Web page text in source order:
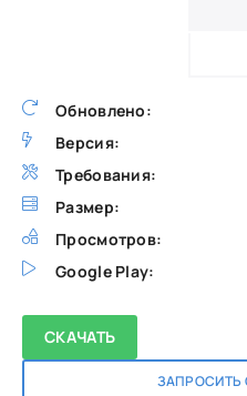
Обновлено:
Версия:
Требования:
Размер:
Просмотров:
Google Play:
СКАЧАТЬ
ЗАПРОСИТЬ